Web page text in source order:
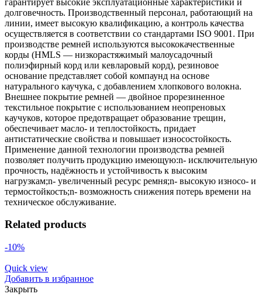
долговечность. Производственный персонал, работающий на
линии, имеет высокую квалификацию, а контроль качества
осуществляется в соответствии со стандартами ISO 9001. При
производстве ремней используются высококачественные
корды (HMLS — низкорастяжимый малоусадочный
полиэфирный корд или кевларовый корд), резиновое
основание представляет собой компаунд на основе
натурального каучука, с добавлением хлопкового волокна.
Внешнее покрытие ремней — двойное прорезиненное
текстильное покрытие с использованием неопреновых
каучуков, которое предотвращает образование трещин,
обеспечивает масло- и теплостойкость, придает
антистатические свойства и повышает износостойкость.
Применение данной технологии производства ремней
позволяет получить продукцию имеющую:n- исключительную
прочность, надёжность и устойчивость к высоким
нагрузкам;n- увеличенный ресурс ремня;n- высокую износо- и
термостойкость;n- возможность снижения потерь времени на
техническое обслуживание.
Related products
-10%
Quick view
Добавить в избранное
Закрыть